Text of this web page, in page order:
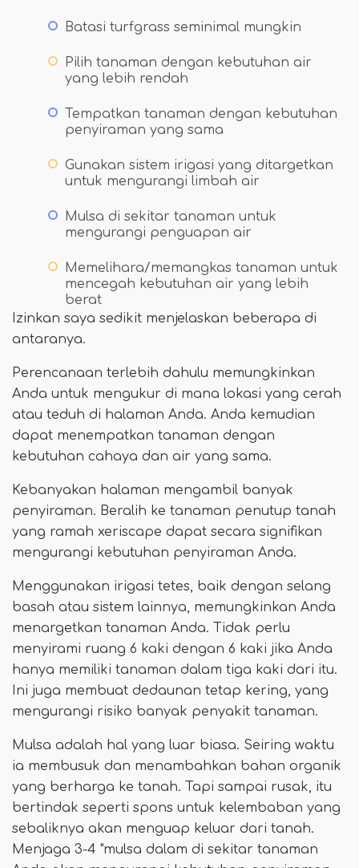
Batasi turfgrass seminimal mungkin
Pilih tanaman dengan kebutuhan air
yang lebih rendah
Tempatkan tanaman dengan kebutuhan
penyiraman yang sama
Gunakan sistem irigasi yang ditargetkan
untuk mengurangi limbah air
Mulsa di sekitar tanaman untuk
mengurangi penguapan air
Memelihara/memangkas tanaman untuk
mencegah kebutuhan air yang lebih
berat
Izinkan saya sedikit menjelaskan beberapa di
antaranya.
Perencanaan terlebih dahulu memungkinkan
Anda untuk mengukur di mana lokasi yang cerah
atau teduh di halaman Anda. Anda kemudian
dapat menempatkan tanaman dengan
kebutuhan cahaya dan air yang sama.
Kebanyakan halaman mengambil banyak
penyiraman. Beralih ke tanaman penutup tanah
yang ramah xeriscape dapat secara signifikan
mengurangi kebutuhan penyiraman Anda.
Menggunakan irigasi tetes, baik dengan selang
basah atau sistem lainnya, memungkinkan Anda
menargetkan tanaman Anda. Tidak perlu
menyirami ruang 6 kaki dengan 6 kaki jika Anda
hanya memiliki tanaman dalam tiga kaki dari itu.
Ini juga membuat dedaunan tetap kering, yang
mengurangi risiko banyak penyakit tanaman.
Mulsa adalah hal yang luar biasa. Seiring waktu
ia membusuk dan menambahkan bahan organik
yang berharga ke tanah. Tapi sampai rusak, itu
bertindak seperti spons untuk kelembaban yang
sebaliknya akan menguap keluar dari tanah.
Menjaga 3-4 "mulsa dalam di sekitar tanaman